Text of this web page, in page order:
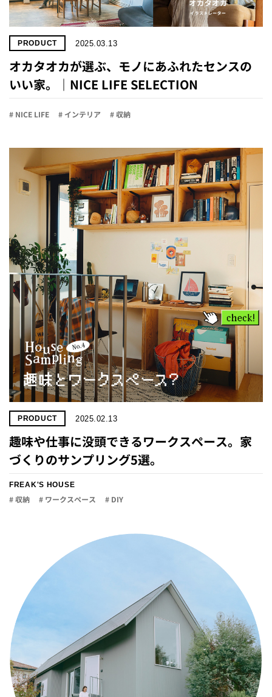
PRODUCT 2025.03.13
オカタオカが選ぶ、モノにあふれたセンスの
いい家。｜NICE LIFE SELECTION
# NICE LIFE # インテリア # 収納
PRODUCT 2025.02.13
趣味や仕事に没頭できるワークスペース。家
づくりのサンプリング5選。
FREAK'S HOUSE
# 収納 # ワークスペース # DIY